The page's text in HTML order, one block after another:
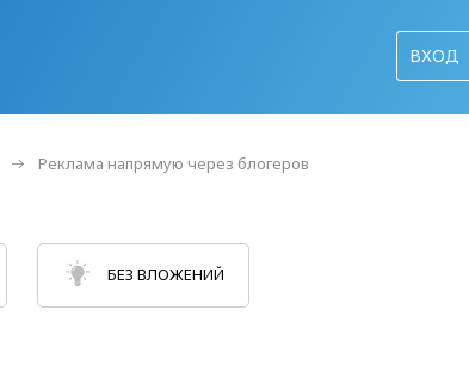
ВХОД
Реклама напрямую через блогеров
БЕЗ ВЛОЖЕНИЙ